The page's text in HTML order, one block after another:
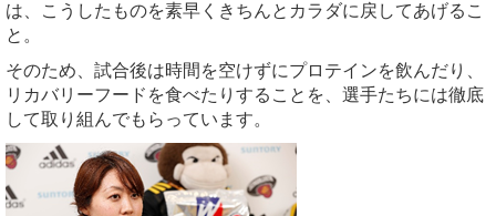
は、こうしたものを素早くきちんとカラダに戻してあげるこ
と。
そのため、試合後は時間を空けずにプロテインを飲んだり、
リカバリーフードを食べたりすることを、選手たちには徹底
して取り組んでもらっています。